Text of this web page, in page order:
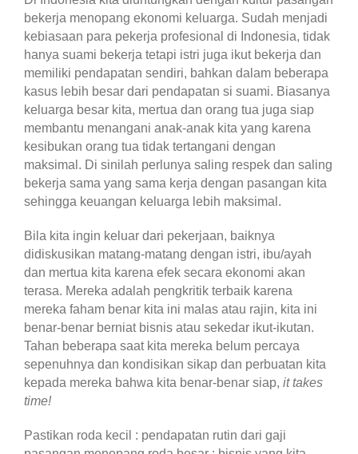
bekerja menopang ekonomi keluarga. Sudah menjadi
kebiasaan para pekerja profesional di Indonesia, tidak
hanya suami bekerja tetapi istri juga ikut bekerja dan
memiliki pendapatan sendiri, bahkan dalam beberapa
kasus lebih besar dari pendapatan si suami. Biasanya
keluarga besar kita, mertua dan orang tua juga siap
membantu menangani anak-anak kita yang karena
kesibukan orang tua tidak tertangani dengan
maksimal. Di sinilah perlunya saling respek dan saling
bekerja sama yang sama kerja dengan pasangan kita
sehingga keuangan keluarga lebih maksimal.
Bila kita ingin keluar dari pekerjaan, baiknya
didiskusikan matang-matang dengan istri, ibu/ayah
dan mertua kita karena efek secara ekonomi akan
terasa. Mereka adalah pengkritik terbaik karena
mereka faham benar kita ini malas atau rajin, kita ini
benar-benar berniat bisnis atau sekedar ikut-ikutan.
Tahan beberapa saat kita mereka belum percaya
sepenuhnya dan kondisikan sikap dan perbuatan kita
kepada mereka bahwa kita benar-benar siap, it takes
time!
Pastikan roda kecil : pendapatan rutin dari gaji